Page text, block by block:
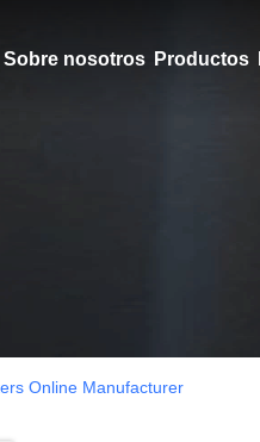
Sobre nosotros Productos
Online Manufacturer